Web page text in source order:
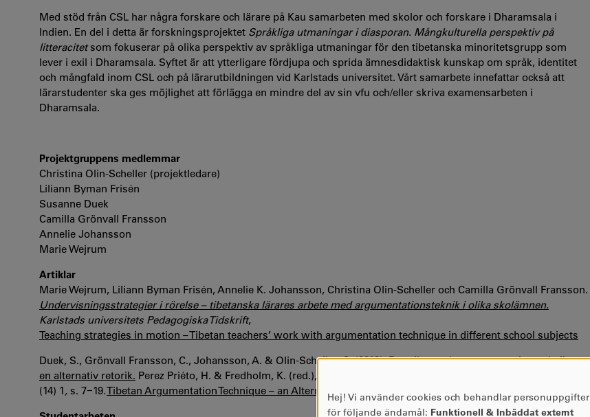
Med stöd från CSL har några forskare och lärare på Kau samarbeten med skolor och forskare i Dharamsala i
Indien. En del i detta är forskningsprojektet Språkliga utmaningar i diasporan. Mångkulturella perspektiv på
litteracitetsom fokuserar på olika perspektiv av språkliga utmaningar för den tibetanska minoritetsgrupp som
lever i exil i Dharamsala. Syftet är att ytterligare fördjupa och sprida ämnesdidaktisk kunskap om språk, identitet
och mångfald inom CSL och på lärarutbildningen vid Karlstads universitet. Vårt samarbete innefattar också att
lärarstudenter ska ges möjlighet att förlägga en mindre del av sin vfu och/eller skriva examensarbeten i
Dharamsala.
Projektgruppens medlemmar
Christina Olin-Scheller (projektledare)
Liliann Byman Frisén
Susanne Duek
Camilla Grönvall Fransson
Annelie Johansson
Marie Wejrum
Artiklar
Marie Wejrum, Liliann Byman Frisén, Annelie K. Johansson, Christina Olin-Scheller och Camilla Grönvall Fransson.
Undervisningsstrategier i rörelse – tibetanska lärares arbete med argumentationsteknik i olika skolämnen.
Karlstads universitets Pedagogiska Tidskrift,
Teaching strategies in motion – Tibetan teachers’ work with argumentation technique in different school subjects
Duek, S., Grönvall Fransson, C., Johansson, A. & Olin-Scheller, C. (2018).Den tibetanska argumentationstekniken –
en alternativ retorik. Perez Priéto, H. & Fredholm, K. (red.),
(14) 1, s. 7−19.Tibetan Argumentation Technique – an Alternative Rhetoric
ANVÄNDNING
Hej! Vi använder cookies och behandlar personuppgifter
för följande ändamål: Funktionell & Inbäddat externt